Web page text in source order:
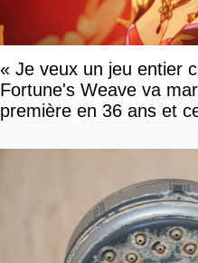
« Je veux un jeu entier
Fortune's Weave va
première en 36 ans et